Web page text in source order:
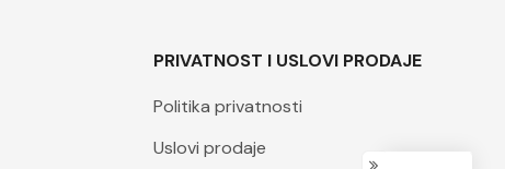
PRIVATNOST I USLOVI PRODAJE
Politika privatnosti
Uslovi prodaje